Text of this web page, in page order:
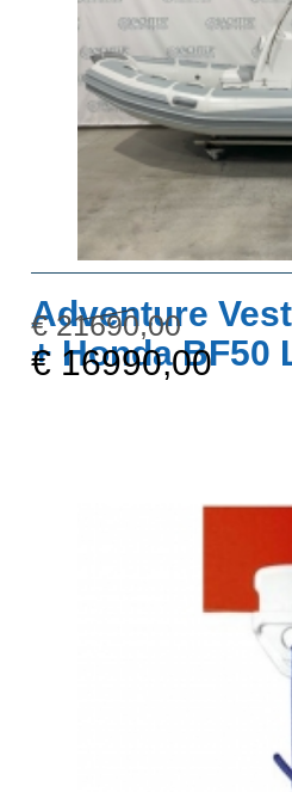
Adventure
+ Honda BF50
€ 21690,00
€ 16990,00